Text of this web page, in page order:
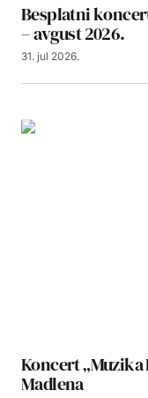
Besplatni
– avgust 2026.
31. jul 2026.
Koncert „Muzika
Madlena